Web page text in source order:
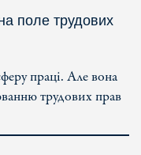
поле трудових
праці. Але вона
трудових прав